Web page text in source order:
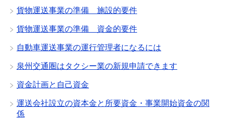
貨物運送事業の準備 施設的要件
貨物運送事業の準備 資金的要件
自動車運送事業の運行管理者になるには
泉州交通圏はタクシー業の新規申請できます
資金計画と自己資金
運送会社設立の資本金と所要資金・事業開始資金の関
係